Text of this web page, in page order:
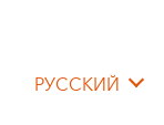
РУССКИЙ